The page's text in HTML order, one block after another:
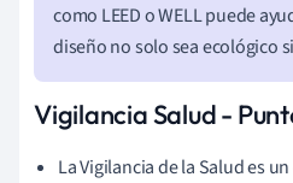
como LEED o WELL puede
diseño no solo sea ecológico
Vigilancia Salud -
La Vigilancia de la Salud es